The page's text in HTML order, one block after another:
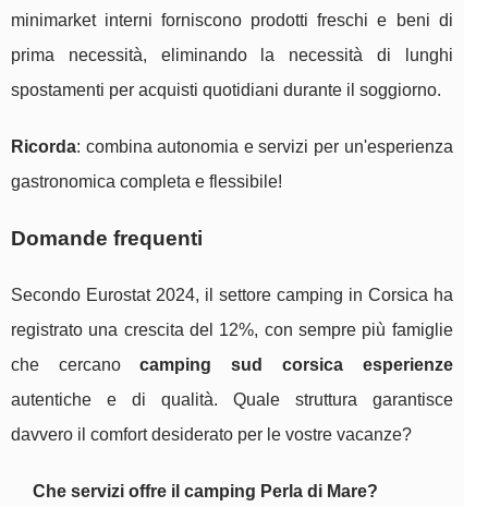
minimarket interni forniscono prodotti freschi e beni di
prima necessità, eliminando la necessità di lunghi
spostamenti per acquisti quotidiani durante il soggiorno.
Ricorda: combina autonomia e servizi per un'esperienza
gastronomica completa e flessibile!
Domande frequenti
Secondo Eurostat 2024, il settore camping in Corsica ha
registrato una crescita del 12%, con sempre più famiglie
che cercanocamping sud corsica esperienze
autentiche e di qualità. Quale struttura garantisce
davvero il comfort desiderato per le vostre vacanze?
Che servizi offre il camping Perla di Mare?